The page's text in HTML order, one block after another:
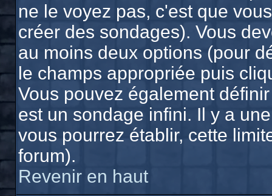
ne le voyez pas, c'est que
créer des sondages). Vous
au moins deux options (pour
le champs appropriée puis
Vous pouvez également
est un sondage infini. Il y a
vous pourrez établir, cette
forum).
Revenir en haut